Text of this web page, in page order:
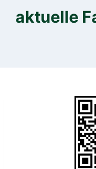
aktuelle